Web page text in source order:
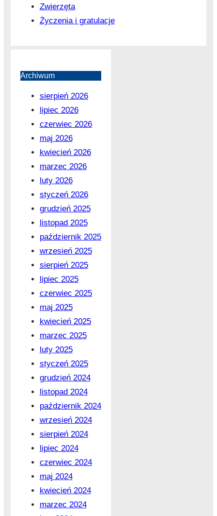
Zwierzęta
Życzenia i gratulacje
Archiwum
sierpień 2026
lipiec 2026
czerwiec 2026
maj 2026
kwiecień 2026
marzec 2026
luty 2026
styczeń 2026
grudzień 2025
listopad 2025
październik 2025
wrzesień 2025
sierpień 2025
lipiec 2025
czerwiec 2025
maj 2025
kwiecień 2025
marzec 2025
luty 2025
styczeń 2025
grudzień 2024
listopad 2024
październik 2024
wrzesień 2024
sierpień 2024
lipiec 2024
czerwiec 2024
maj 2024
kwiecień 2024
marzec 2024